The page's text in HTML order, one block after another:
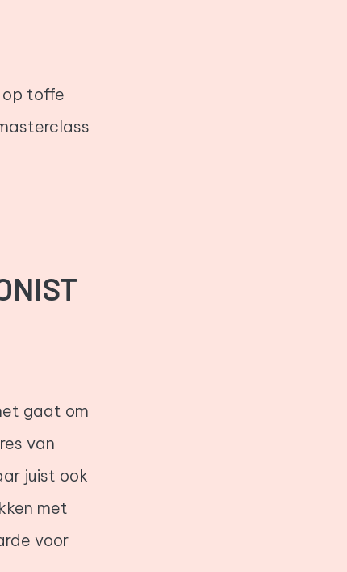
op toffe
gaat om
van
juist ook
met
voor